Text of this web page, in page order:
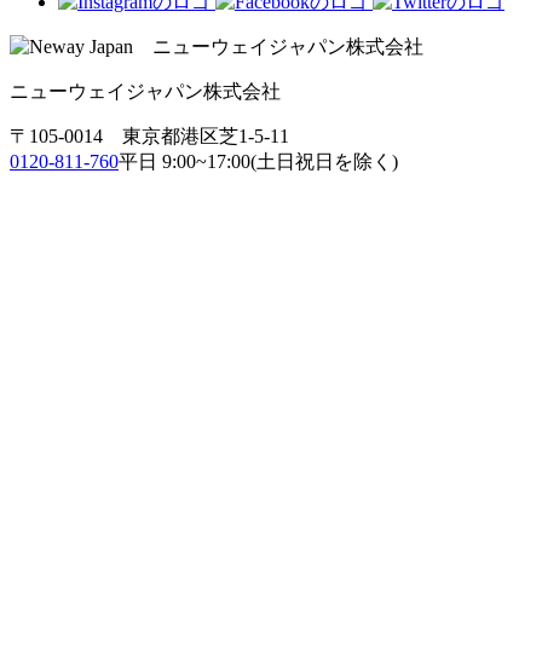
ニューウェイジャパン株式会社
〒105-0014 東京都港区芝1-5-11
0120-811-760平日 9:00~17:00(土日祝日を除く)